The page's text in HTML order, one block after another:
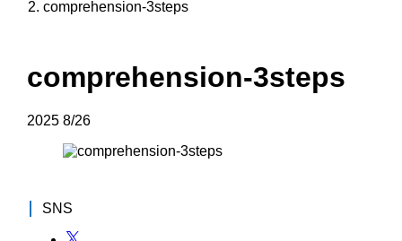
comprehension-3steps
comprehension-3steps
2025 8/26
SNS